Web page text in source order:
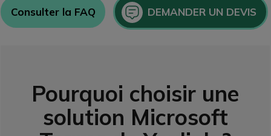
Consulter la FAQ Icon
DEMANDER UN DEVIS
Pourquoi choisir une
solution Microsoft